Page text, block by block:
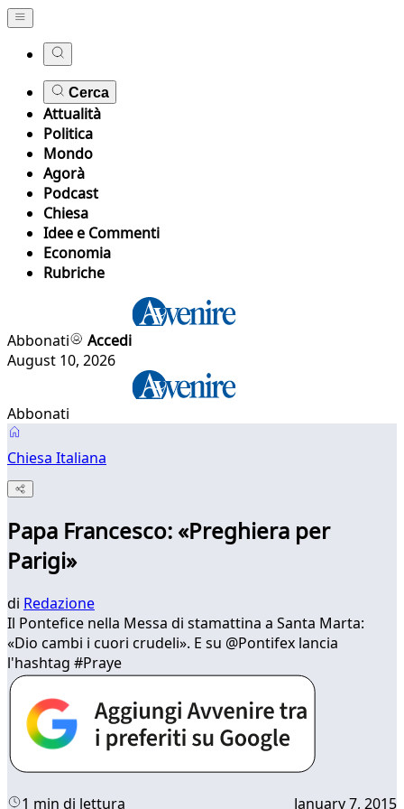
Cerca
Attualità
Politica
Mondo
Agorà
Podcast
Chiesa
Idee e Commenti
Economia
Rubriche
Abbonati
Accedi
August 10, 2026
Abbonati
Chiesa Italiana
Papa Francesco: «Preghiera per
Parigi»
di Redazione
​Il Pontefice nella Messa di stamattina a Santa Marta:
«Dio cambi i cuori crudeli». E su @Pontifex lancia
l'hashtag #Praye
1 min di lettura January 7, 2015